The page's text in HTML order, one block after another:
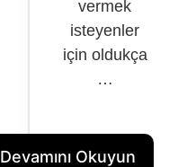
vermek
isteyenler
için oldukça
…
Devamını Okuyun